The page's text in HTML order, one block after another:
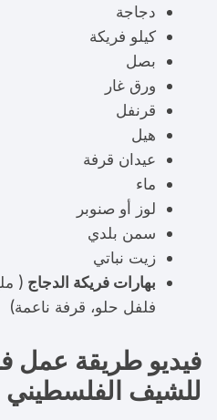
دجاجة
كيلو فريكة
بصل
ورق غار
قرنفل
هيل
عيدان قرفة
ماء
لوز أو صنوبر
سمن بلدي
زيت نباتي
بهارات فريكة الدجاج (
فلفل حلو، قرفة ناعمة)
فيديو طريقة عمل
للشيف الفلسطيني